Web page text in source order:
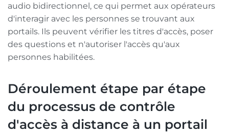
audio bidirectionnel, ce qui permet aux opérateurs
d'interagir avec les personnes se trouvant aux
portails. Ils peuvent vérifier les titres d'accès, poser
des questions et n'autoriser l'accès qu'aux
personnes habilitées.
Déroulement étape par étape
du processus de contrôle
d'accès à distance à un portail